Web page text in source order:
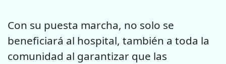
Con su puesta marcha, no solo se
beneficiará al hospital, también a toda la
comunidad al garantizar que las